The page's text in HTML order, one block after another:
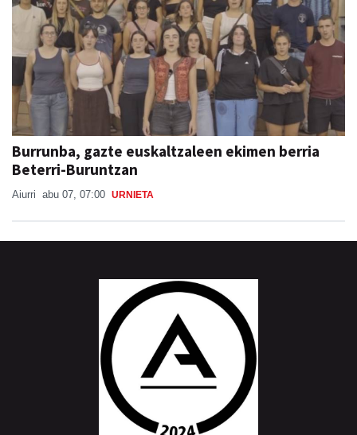
Burrunba, gazte euskaltzaleen ekimen berria
Beterri-Buruntzan
Aiurri abu 07, 07:00 URNIETA